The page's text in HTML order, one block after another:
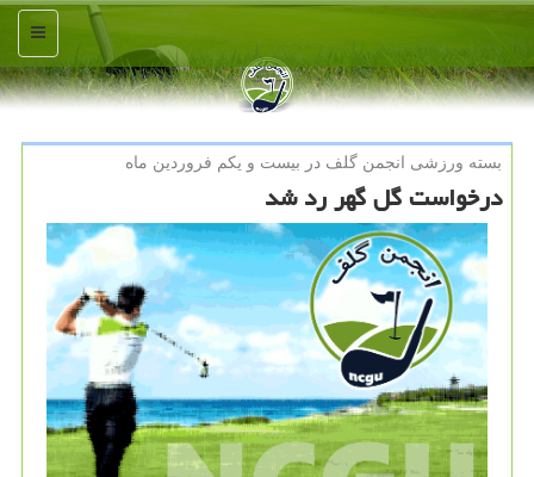
منو
بسته ورزشی انجمن گلف در بیست و یكم فروردین ماه
درخواست گل گهر رد شد